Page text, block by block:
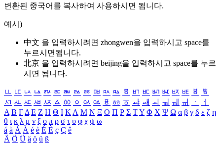
변환된 중국어를 복사하여 사용하시면 됩니다.
예시)
中文 을 입력하시려면 zhongwen을 입력하시고 space를
누르시면됩니다.
北京 을 입력하시려면 beijing을 입력하시고 space를 누르
시면 됩니다.
ㅥ ㅦ ㅧ ㅨ ㅩ ㅪ ㅫ ㅬ ㅭ ㅮ ㅯ ㅰ ㅱ ㅲ ㅳ ㅴ ㅵ ㅶ ㅷ ㅸ
ㅹ
ㅺ ㅻ ㅼ ㅽ ㅾ ㅿ ㆀ ㆁ ㆂ ㆃ ㆄ ㆅ ㆆ ㆇ ㆈ ㆉ ㆊ ㆋ ㆌ ㆍ
ㆎ
Α Β ΓΔ Ε Ζ Η Θ Ι ΚΛ Μ Ν Ξ Ο Π Ρ Σ ΤΥ Φ Χ Ψ Ω α β γ δ ε ζ η
θ ι κ λ μ ν ξ ο π ρ σ τ υ φ χ ψ ω
á à Á À é è É È ç Ç ê
Ä Ö Ü ä ö ü ß